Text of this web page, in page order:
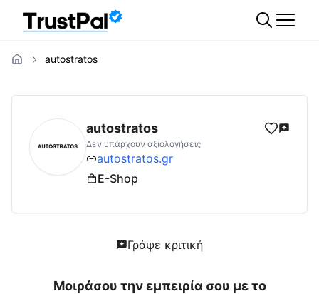
autostratos
autostratos.gr Αξιολογήσεις | Δες
autostratos
Δεν υπάρχουν αξιολογήσεις
autostratos.gr
E-Shop
Γράψε κριτική
Μοιράσου την εμπειρία σου με το